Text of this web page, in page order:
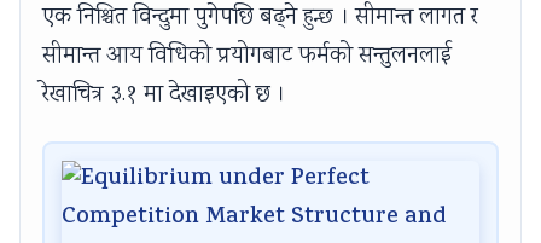
एक निश्चित विन्दुमा पुगेपछि बढ्ने हुन्छ । सीमान्त लागत र
सीमान्त आय विधिको प्रयोगबाट फर्मको सन्तुलनलाई
रेखाचित्र ३.१ मा देखाइएको छ ।